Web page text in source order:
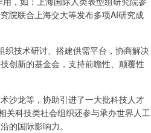
院联合上海交大等发布多项AI研究成
技术研讨、搭建供需平台，协商解决
创新的基金会，支持前瞻性、颠覆性
沙龙等，协助引进了一大批科技人才
关科技类社会组织还参与承办世界人工
的国际影响力。